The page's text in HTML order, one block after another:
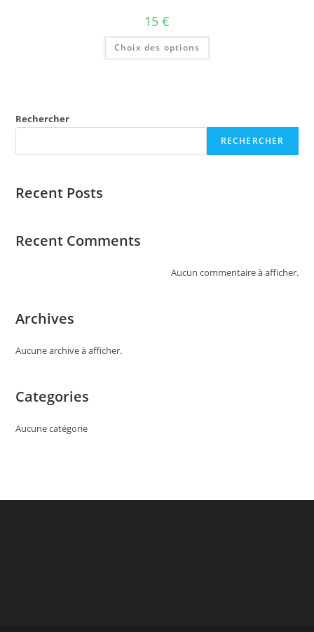
15 €
Choix des options
Rechercher
RECHERCHER
Recent Posts
Recent Comments
Aucun commentaire à afficher.
Archives
Aucune archive à afficher.
Categories
Aucune catégorie